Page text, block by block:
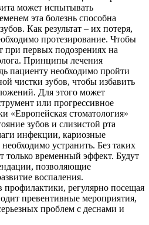
может испытывать
эта болезнь способна
Как результат – их потеря,
протезирование. Чтобы
при первых подозрениях на
Принципы лечения
пациенту необходимо пройти
чистки зубов, чтобы избавить
Для этого может
или прогрессивное
«Европейская стоматология»
зубов и слизистой рта
инфекции, кариозные
устранить. Без таких
только временный эффект. Будут
позволяющие
воспаления.
регулярно посещая
превентивные мероприятия,
проблем с деснами и